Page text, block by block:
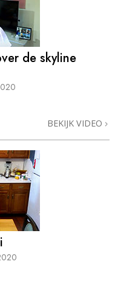
de skyline
BEKIJK VIDEO